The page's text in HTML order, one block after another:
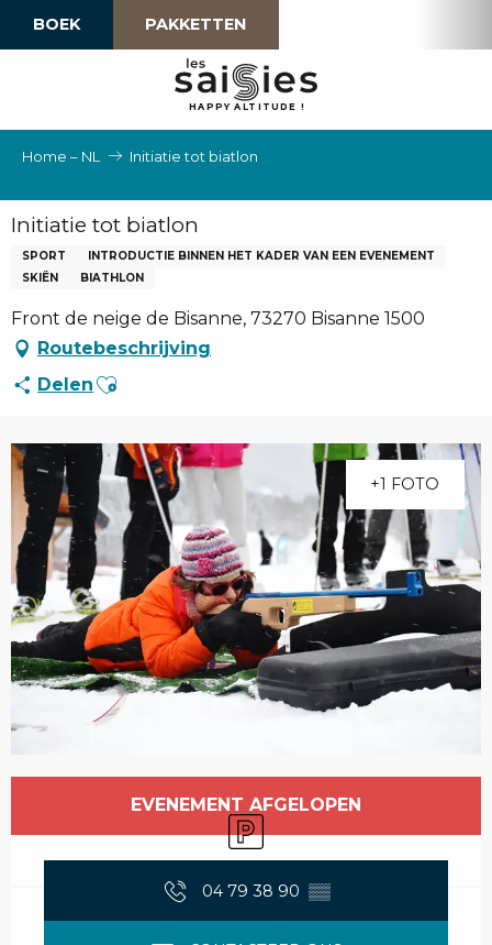
BOEK PAKKETTEN
HAPPY ALTI TU D E !
Home – NL Initiatie tot biatlon
Initiatie tot biatlon
SPORT
INTRODUCTIE BINNEN HET KADER VAN EEN EVENEMENT
SKIËN
BIATHLON
Front de neige de Bisanne, 73270 Bisanne 1500
Routebeschrijving
Delen Ajouter aux favoris
+1 FOTO
Openingstijden en contactgegevens
EVENEMENT AFGELOPEN
Parkeerplaats
04 79 38 90 ▒▒